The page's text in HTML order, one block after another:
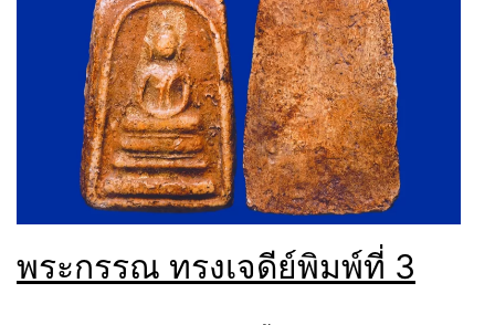
พระกรรณ ทรงเจดีย์พิมพ์ที่ 3